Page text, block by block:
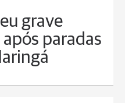
grave
paradas